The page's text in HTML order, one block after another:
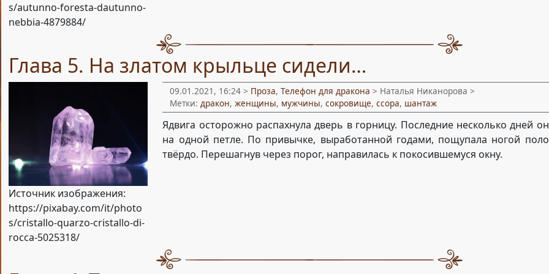
s/autunno-foresta-dautunno-
nebbia-4879884/
Глава 5. На златом крыльце сидели…
Источник изображения:
https://pixabay.com/it/photo
s/cristallo-quarzo-cristallo-di-
rocca-5025318/
09.01.2021, 16:24 > Проза,Телефон для дракона > Наталья Никанорова >
Метки: дракон,женщины, мужчины,сокровище,ссора, шантаж
Ядвига осторожно распахнула дверь в горницу. Последние несколько дней
на одной петле. По привычке, выработанной годами, пощупала ногой
твёрдо. Перешагнув через порог, направилась к покосившемуся окну.